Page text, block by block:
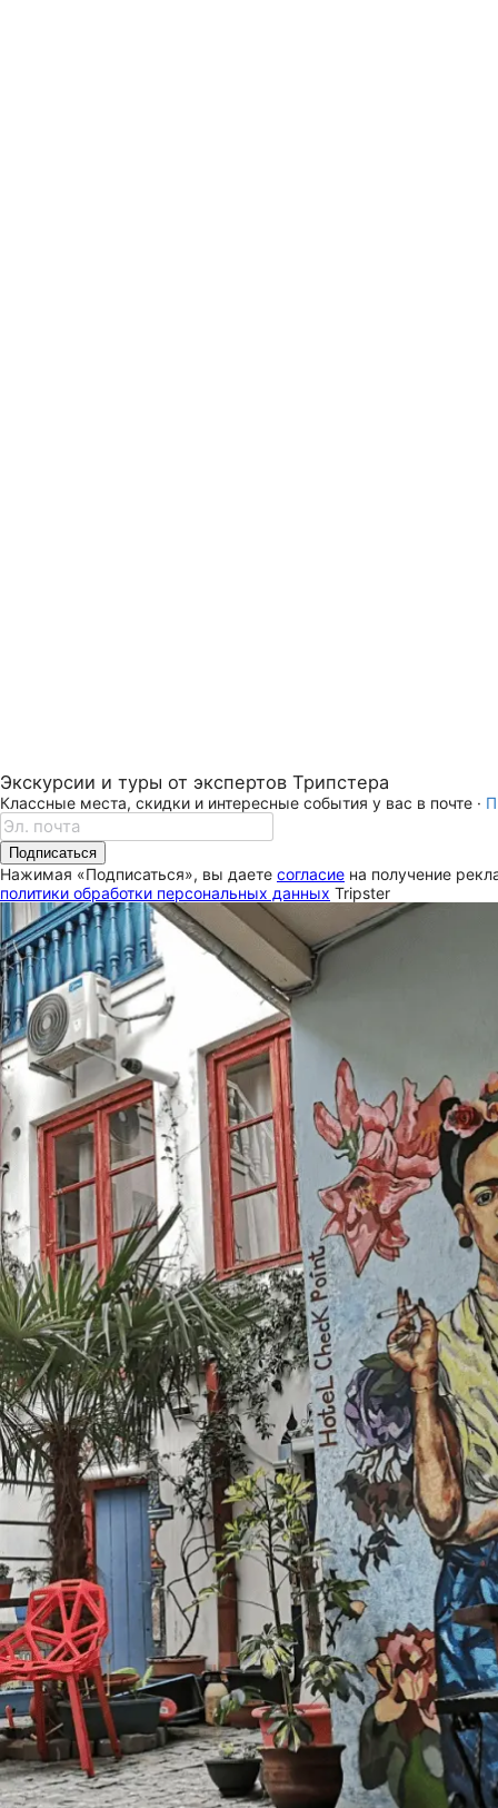
Экскурсии и туры от экспертов Трипстера
Классные места, скидки и интересные события у вас в почте ·
Подписаться
Нажимая «Подписаться», вы даете согласие на получение
политики обработки персональных данных Tripster